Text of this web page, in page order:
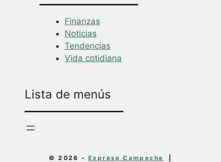
Finanzas
Noticias
Tendencias
Vida cotidiana
Lista de menús
© 2026 - Expreso Campeche